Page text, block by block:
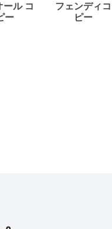
ール コ
ー
フェンディコ
ピー